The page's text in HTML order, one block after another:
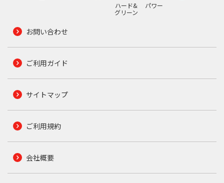
ハード&
グリーン
パワー
お問い合わせ
ご利用ガイド
サイトマップ
ご利用規約
会社概要